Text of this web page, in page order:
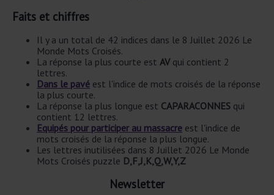
Faits et chiffres
Il y a un total de 42 indices dans le 8 Juillet 2026 Le
Monde Mots Croisés.
La réponse la plus courte est AVqui contient 2
lettres.
Dans le pavé est l'indice de mots croisés de la réponse
la plus courte.
La réponse la plus longue est CAPARACONNES qui
contient 12 lettres.
Equipés pour participer au massacre est l'indice de
mots croisés de la réponse la plus longue.
Les lettres inutilisées dans 8 Juillet 2026 Le Monde
Mots Croisés puzzle D,F,J,K,Q,W,Y,Z
Newsletter